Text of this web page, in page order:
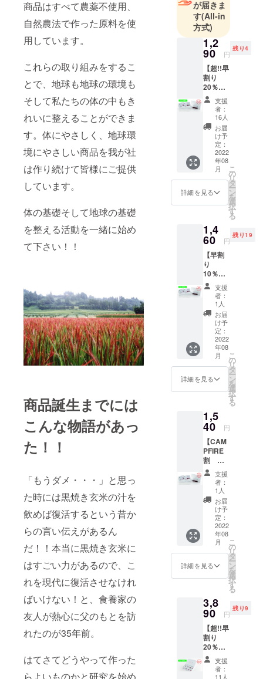
商品はすべて農薬不使⽤、
⾃然農法で作った原料を使
⽤しています。
これらの取り組みをするこ
とで、地球も地球の環境も
そして私たちの体の中もき
れいに整えることができま
す。体にやさしく、地球環
境にやさしい商品を我が社
は作り続けて皆様にご提供
しています。
体の基礎そして地球の基礎
を整える活動を⼀緒に始め
て下さい！！
商品誕生までには
こんな物語があっ
た！！
「もうダメ・・・」と思っ
た時には黒焼き玄米の汁を
飲めば復活するという昔か
らの言い伝えがあるん
だ！！本当に黒焼き玄米に
はすごい力があるので、こ
れを現代に復活させなけれ
ばいけない！と、食養家の
友人が熱心に父のもとを訪
れたのが35年前。
はてさてどうやって作った
プリメント
事業。「体
の基礎がと
とのう」を
突き詰めて
いくと、心
と体の関係
は、地球環
境と全く同
今は娘であ
る私が未来
の子供たち
の為に奮闘
が届きま
す(All-in
方式)
1,2
90 円
残り4
【超!!早
割り
20％OF
F ※先
着20名
様限
定】 ■
内容量
2ｇ×10
パック
（箱入
り）※送
料・消
費税込
み ■原
材料 赤
100％
（福岡
県糸島
市） ■
保存方
法 直射
日光を
避け常
温で保
存し、
開封後
はお早
めにお
召し上
がりく
ださ
い。 ■
(郵便)で
お届け
しま
す。
支援
者：
16人
お届
け予
定：
2022
年08
月
詳細を見る
こ
の
リ
タ
ー
ン
を
選
択
す
る
1,4
60 円
残り19
【早割
り
10％OF
F ※先
着20名
様限
定】 ■
内容量
2ｇ×10
パック
（箱入
り）※送
料・消
費税込
み ■原
材料 赤
100％
（福岡
県糸島
市） ■
保存方
法 直射
日光を
避け常
温で保
存し、
開封後
はお早
めにお
召し上
がりく
ださ
い。 ■
(郵便)で
お届け
しま
す。
支援
者：
1人
お届
け予
定：
2022
年08
月
詳細を見る
こ
の
リ
タ
ー
ン
を
選
択
す
る
1,5
40 円
【CAM
PFIRE
割
5％OFF
】 ■内
容量 2
ｇ×10
パック
（箱入
り）※送
料・消
費税込
み ■原
材料 赤
米玄米
100％
県糸島
市） ■
保存方
法 直射
日光を
避け常
温で保
存し、
開封後
支援
者：
1人
お届
け予
定：
2022
年08
月
詳細を見る
こ
の
リ
タ
ー
ン
を
選
択
す
る
3,8
90 円
残り9
【超!!早
割り
20％OF
F ※先
着20名
様限
支援
者：
11人